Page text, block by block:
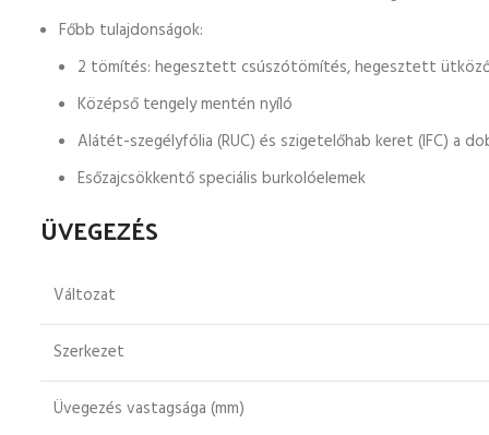
Főbb tulajdonságok:
2 tömítés: hegesztett csúszótömítés, hegesztett
Középső tengely mentén nyíló
Alátét-szegélyfólia (RUC) és szigetelőhab keret (IFC) a
Esőzajcsökkentő speciális burkolóelemek
ÜVEGEZÉS
Változat
Szerkezet
Üvegezés vastagsága (mm)